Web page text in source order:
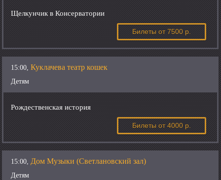
Щелкунчик в Консерватории
Билеты от 7500 р.
15:00,Куклачева театр кошек
Детям
Рождественская история
Билеты от 4000 р.
15:00,Дом Музыки (Светлановский зал)
Детям